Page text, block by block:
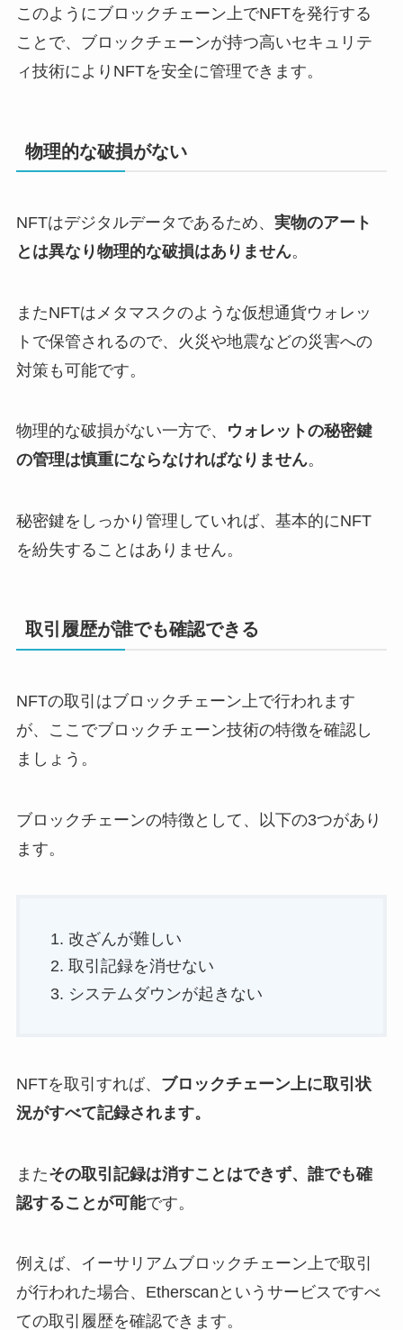
このようにブロックチェーン上でNFTを発行する
ことで、ブロックチェーンが持つ高いセキュリテ
ィ技術によりNFTを安全に管理できます。
物理的な破損がない
NFTはデジタルデータであるため、 実物のアート
とは異なり物理的な破損はありません。
またNFTはメタマスクのような仮想通貨ウォレッ
トで保管されるので、火災や地震などの災害への
対策も可能です。
物理的な破損がない一方で、
ウォレットの秘密鍵
の管理は慎重にならなければなりません。
秘密鍵をしっかり管理していれば、基本的にNFT
を紛失することはありません。
取引履歴が誰でも確認できる
NFTの取引はブロックチェーン上で行われます
が、ここでブロックチェーン技術の特徴を確認し
ましょう。
ブロックチェーンの特徴として、以下の3つがあり
ます。
改ざんが難しい
取引記録を消せない
システムダウンが起きない
NFTを取引すれば、 ブロックチェーン上に取引状
況がすべて記録されます。
またその取引記録は消すことはできず、誰でも確
認することが可能です。
例えば、イーサリアムブロックチェーン上で取引
が行われた場合、Etherscanというサービスですべ
ての取引履歴を確認できます。